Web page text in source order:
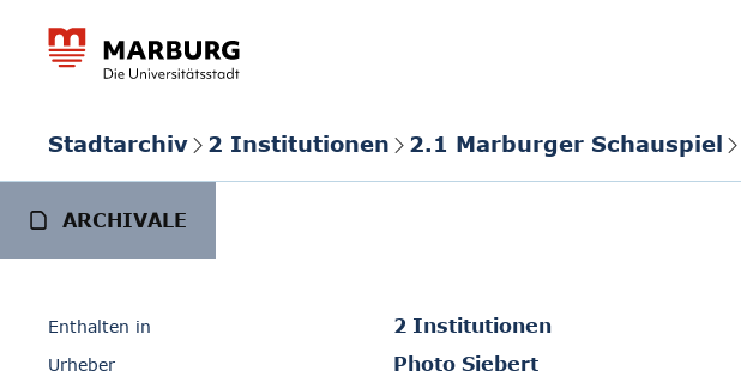
Stadtarchiv 2 Institutionen 2.1 Marburger Schauspiel
ARCHIVALE
Enthalten in 2 Institutionen
Urheber Photo Siebert